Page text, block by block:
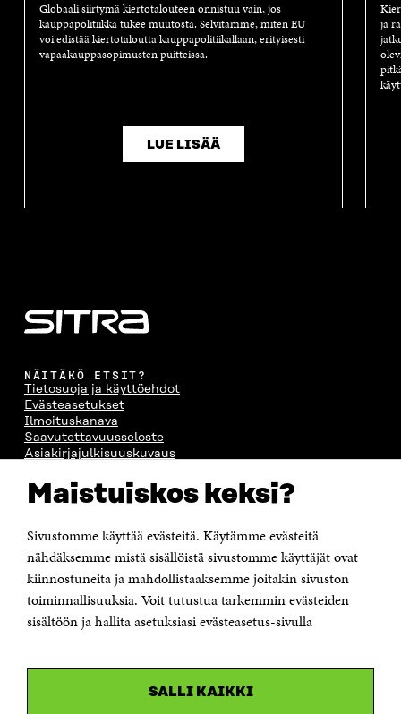
Maistuiskos keksi?
Sivustomme käyttää evästeitä. Käytämme evästeitä
nähdäksemme mistä sisällöistä sivustomme käyttäjät ovat
kiinnostuneita ja mahdollistaaksemme joitakin sivuston
toiminnallisuuksia. Voit tutustua tarkemmin evästeiden
sisältöön ja hallita asetuksiasi evästeasetus-sivulla
SALLI KAIKKI
Globaali siirtymä kiertotalouteen onnistuu vain, jos
kauppapolitiikka tukee muutosta. Selvitämme, miten EU
voiedistää kiertotaloutta kauppapolitiikallaan, erityisesti
vapaakauppasopimusten puitteissa.
LUE LISÄÄ
ja
NÄITÄKÖ ETSIT?
Tietosuoja ja käyttöehdot
Evästeasetukset
Ilmoituskanava
Saavutettavuusseloste
Asiakirjajulkisuuskuvaus
Suomen itsenäisyyden juhlarahasto Sitra
Itämerenkatu 11-13, PL 160,
00181 Helsinki
Puhelin +358 294 618 991
etunimi.sukunimi@sitra.fi tai sitra@sitra.fi